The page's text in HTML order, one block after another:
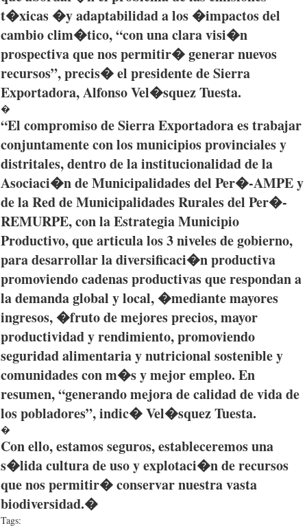
t�xicas �y adaptabilidad a los �impactos del
cambio clim�tico, “con una clara visi�n
prospectiva que nos permitir� generar nuevos
recursos”, precis� el presidente de Sierra
Exportadora, Alfonso Vel�squez Tuesta.
�
“El compromiso de Sierra Exportadora es trabajar
conjuntamente con los municipios provinciales y
distritales, dentro de la institucionalidad de la
Asociaci�n de Municipalidades del Per�-AMPE y
de la Red de Municipalidades Rurales del Per�-
REMURPE, con la Estrategia Municipio
Productivo, que articula los 3 niveles de gobierno,
para desarrollar la diversificaci�n productiva
promoviendo cadenas productivas que respondan a
la demanda global y local, �mediante mayores
ingresos, �fruto de mejores precios, mayor
productividad y rendimiento, promoviendo
seguridad alimentaria y nutricional sostenible y
comunidades con m�s y mejor empleo. En
resumen, “generando mejora de calidad de vida de
los pobladores”, indic� Vel�squez Tuesta.
�
Con ello, estamos seguros, estableceremos una
s�lida cultura de uso y explotaci�n de recursos
que nos permitir� conservar nuestra vasta
biodiversidad.�
Tags: